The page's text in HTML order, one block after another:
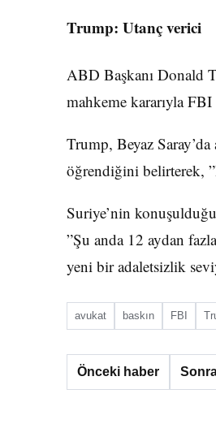
Trump: Utanç verici
ABD Başkanı Donald
mahkeme kararıyla FBI
Trump, Beyaz Saray’da
öğrendiğini belirterek,
Suriye’nin
”Şu anda 12 aydan
yeni bir adaletsizlik
avukat baskın FBI
Önceki haber